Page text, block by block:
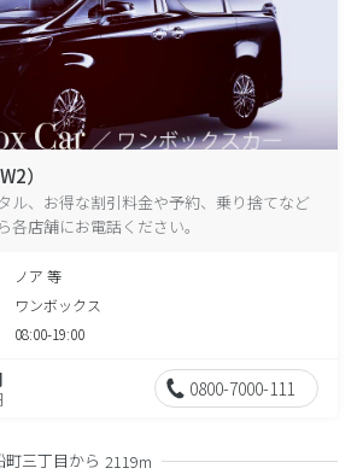
）
ル、お得な割引料金や予約、乗り捨てなど
各店舗にお電話ください。
ノア 等
ワンボックス
08:00-19:00
0800-7000-111
三丁目から 2119m